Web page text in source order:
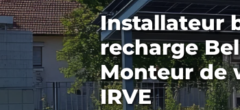
Installateur
recharge
Monteur de
IRVE